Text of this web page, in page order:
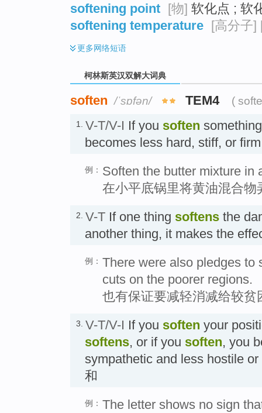
softening point [物] 软化点 ; 软
softening temperature [高分子]
更多网络短语
柯林斯英汉双解大词典
soften /ˈsɒfən/ TEM4 (
1. V-T/V-I If you soften
becomes less hard, stiff, or
例： Soften the butter mixture in
在小平底锅里将黄油混合物
2. V-T If one thing softens the
another thing, it makes the
例： There were also pledges to
cuts on the poorer regions.
也有保证要减轻消减给较
3. V-T/V-I If you soften your
softens, or if you soften, you
sympathetic and less hostile
和
例： The letter shows no sign